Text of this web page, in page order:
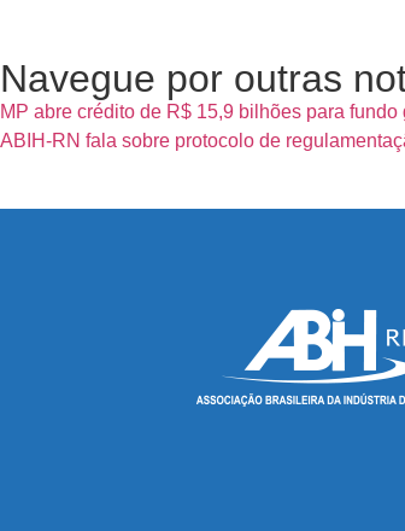
Navegue por outras
MP abre crédito de R$ 15,9 bilhões para
ABIH-RN fala sobre protocolo de